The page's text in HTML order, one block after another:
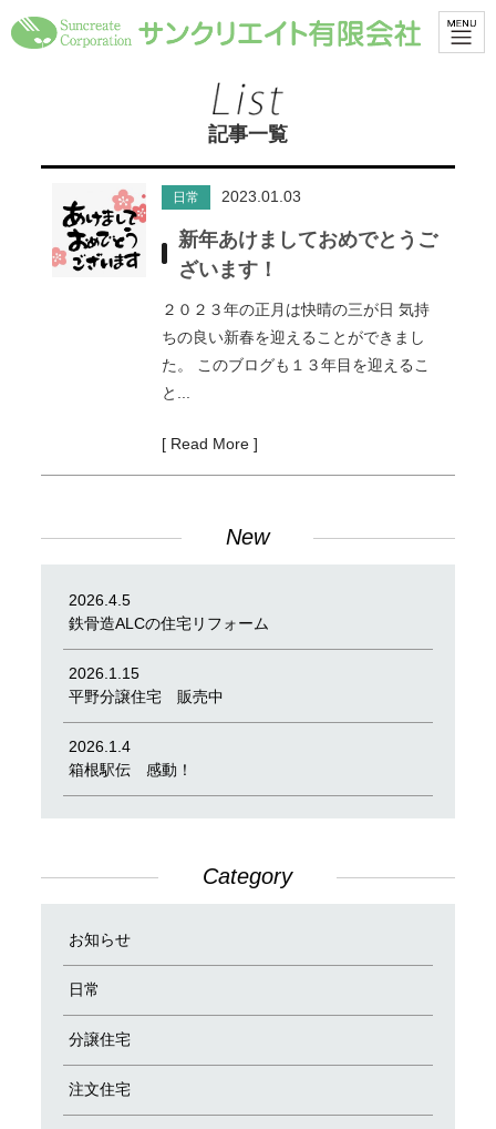
記事一覧
日常 2023.01.03
新年あけましておめでとうご
ざいます！
２０２３年の正月は快晴の三が日 気持
ちの良い新春を迎えることができまし
た。 このブログも１３年目を迎えるこ
と...
[ Read More ]
New
2026.4.5
鉄骨造ALCの住宅リフォーム
2026.1.15
平野分譲住宅 販売中
2026.1.4
箱根駅伝 感動！
Category
お知らせ
日常
分譲住宅
注文住宅